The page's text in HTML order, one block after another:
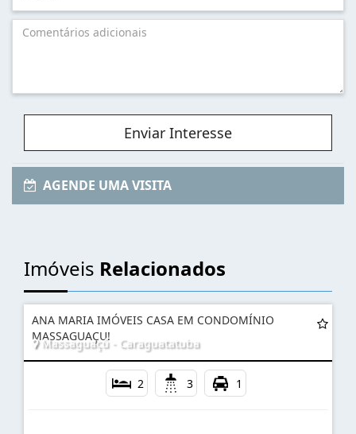
Enviar Interesse
AGENDE UMA VISITA
Imóveis Relacionados
ANA MARIA IMÓVEIS CASA EM CONDOMÍNIO
MASSAGUAÇU!
Massaguaçú - Caraguatatuba
2 3 1